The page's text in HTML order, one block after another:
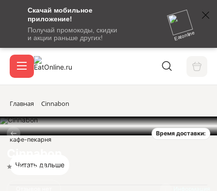
Скачай мобильное
приложение!
Получай промокоды, скидки
и акции раньше других!
Eatonline
сообщение
кодом
подтверждения
Вход / регистрация
Акции
Главная Cinnabon
Время доставки:
Нет оценок
кафе-пекарня
Читать дальше